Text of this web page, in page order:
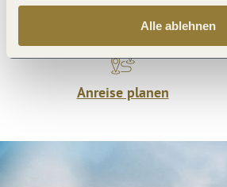
Alle ablehnen
Was möchtest du als nächstes tun?
Anreise planen